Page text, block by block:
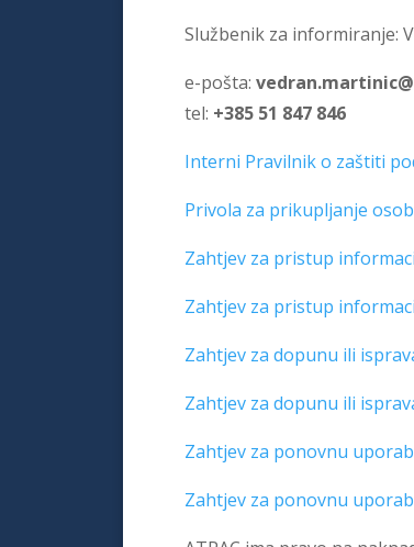
Službenik za informiranje:
e-pošta:
tel: +385 51 847 846
Interni Pravilnik o zaštiti
Privola za prikupljanje
Zahtjev za pristup
Zahtjev za pristup
Zahtjev za dopunu ili
Zahtjev za dopunu ili
Zahtjev za ponovnu
Zahtjev za ponovnu